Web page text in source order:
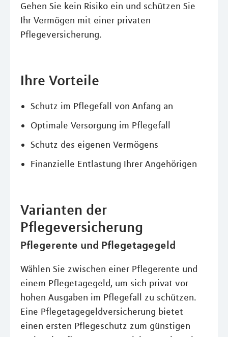
Gehen Sie kein Risiko ein und schützen Sie
Ihr Vermögen mit einer privaten
Pflegeversicherung.
Ihre Vorteile
Schutz im Pflegefall von Anfang an
Optimale Versorgung im Pflegefall
Schutz des eigenen Vermögens
Finanzielle Entlastung Ihrer Angehörigen
Varianten der
Pflegeversicherung
Pflegerente und Pflegetagegeld
Wählen Sie zwischen einer Pflegerente und
einem Pflegetagegeld, um sich privat vor
hohen Ausgaben im Pflegefall zu schützen.
Eine Pflegetagegeldversicherung bietet
einen ersten Pflegeschutz zum günstigen